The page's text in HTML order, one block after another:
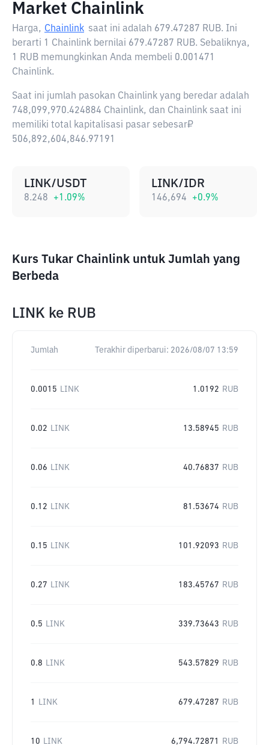
Market Chainlink
Harga, Chainlink saat ini adalah 679.47287 RUB. Ini
berarti 1 Chainlink bernilai 679.47287 RUB. Sebaliknya,
1 RUB memungkinkan Anda membeli 0.001471
Chainlink.
Saat ini jumlah pasokan Chainlink yang beredar adalah
748,099,970.424884 Chainlink, dan Chainlink saat ini
memiliki total kapitalisasi pasar sebesar₽
506,892,604,846.97191
LINK/USDT
8.248 +1.09%
LINK/IDR
146,694 +0.9%
Kurs Tukar Chainlink untuk Jumlah yang
Berbeda
LINK ke RUB
Jumlah Terakhir diperbarui: 2026/08/07 13:59
0.0015 LINK 1.0192 RUB
0.02 LINK 13.58945 RUB
0.06 LINK 40.76837 RUB
0.12 LINK 81.53674 RUB
0.15 LINK 101.92093 RUB
0.27 LINK 183.45767 RUB
0.5 LINK 339.73643 RUB
0.8 LINK 543.57829 RUB
1 LINK 679.47287 RUB
10 LINK 6,794.72871 RUB